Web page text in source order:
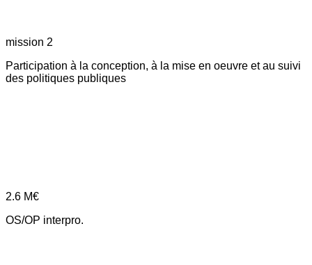
mission 2
Participation à la conception, à la mise en oeuvre et au suivi
des politiques publiques
2.6 M€
OS/OP interpro.